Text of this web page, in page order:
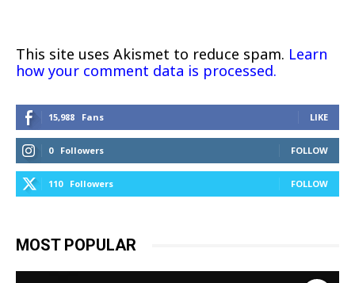
This site uses Akismet to reduce spam. Learn
how your comment data is processed.
15,988 Fans LIKE
0 Followers FOLLOW
110 Followers FOLLOW
MOST POPULAR